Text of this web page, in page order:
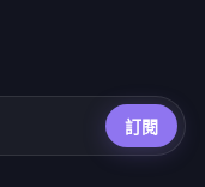
訂閱